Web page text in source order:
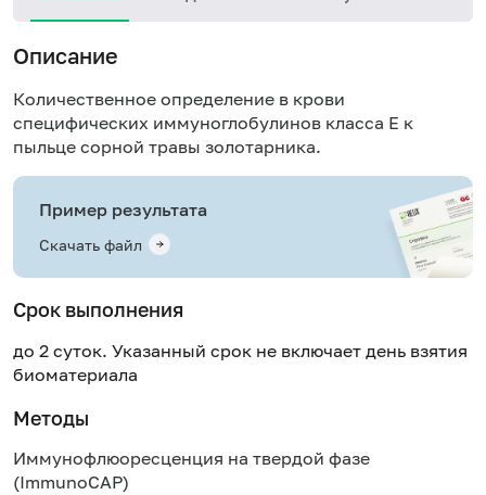
Описание
Количественное определение в крови
специфических иммуноглобулинов класса E к
пыльце сорной травы золотарника.
Пример результата
Скачать файл
Срок выполнения
до 2 суток. Указанный срок не включает день взятия
биоматериала
Методы
Иммунофлюоресценция на твердой фазе
(ImmunoCAP)